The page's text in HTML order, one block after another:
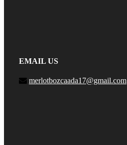
EMAIL US
merlotbozcaada17@gmail.com